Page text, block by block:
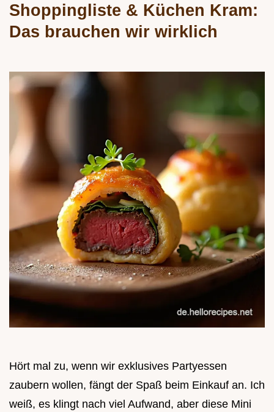
Shoppingliste & Küchen Kram:
Das brauchen wir wirklich
Hört mal zu, wenn wir exklusives Partyessen
zaubern wollen, fängt der Spaß beim Einkauf an. Ich
weiß, es klingt nach viel Aufwand, aber diese Mini